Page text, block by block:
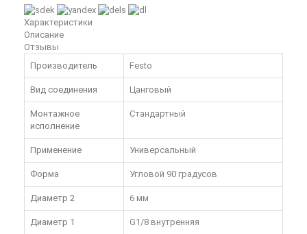
Характеристики
Описание
Отзывы
Производитель
Festo
Вид соединения Цанговый
Монтажное
исполнение
Стандартный
Применение Универсальный
Форма Угловой 90 градусов
Диаметр 2 6 мм
Диаметр 1 G1/8 внутренняя